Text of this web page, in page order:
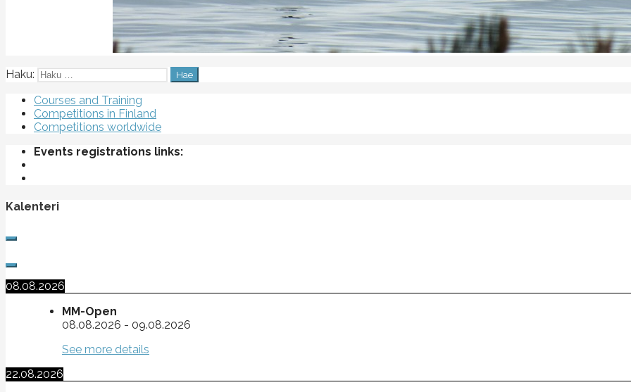
Haku:
Courses and Training
Competitions in Finland
Competitions worldwide
Events registrations links:
Kalenteri
08.08.2026
MM-Open
08.08.2026 - 09.08.2026
See more details
22.08.2026